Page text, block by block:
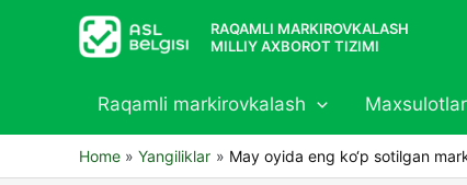
RAQAMLI MARKIROVKALASH
MILLIY AXBOROT TIZIMI
Raqamli markirovkalash
Home Yangiliklar May oyida eng ko‘p sotilgan